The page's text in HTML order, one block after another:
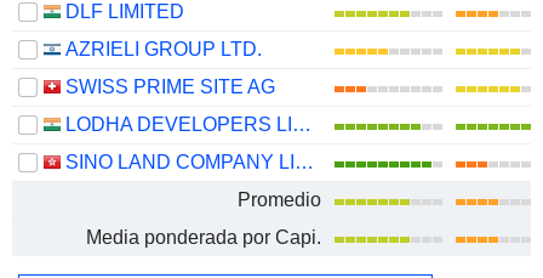
DLF LIMITED
AZRIELI GROUP LTD.
SWISS PRIME SITE AG
LODHA DEVELOPERS LIMITED
SINO LAND COMPANY LIMITED
Promedio
Media ponderada por Capi.